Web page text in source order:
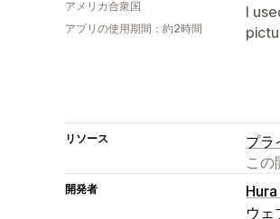
I
アメリカ合衆国
アプリの使用期間：約2時間
リソース
プラ
この
開発者
ウェ